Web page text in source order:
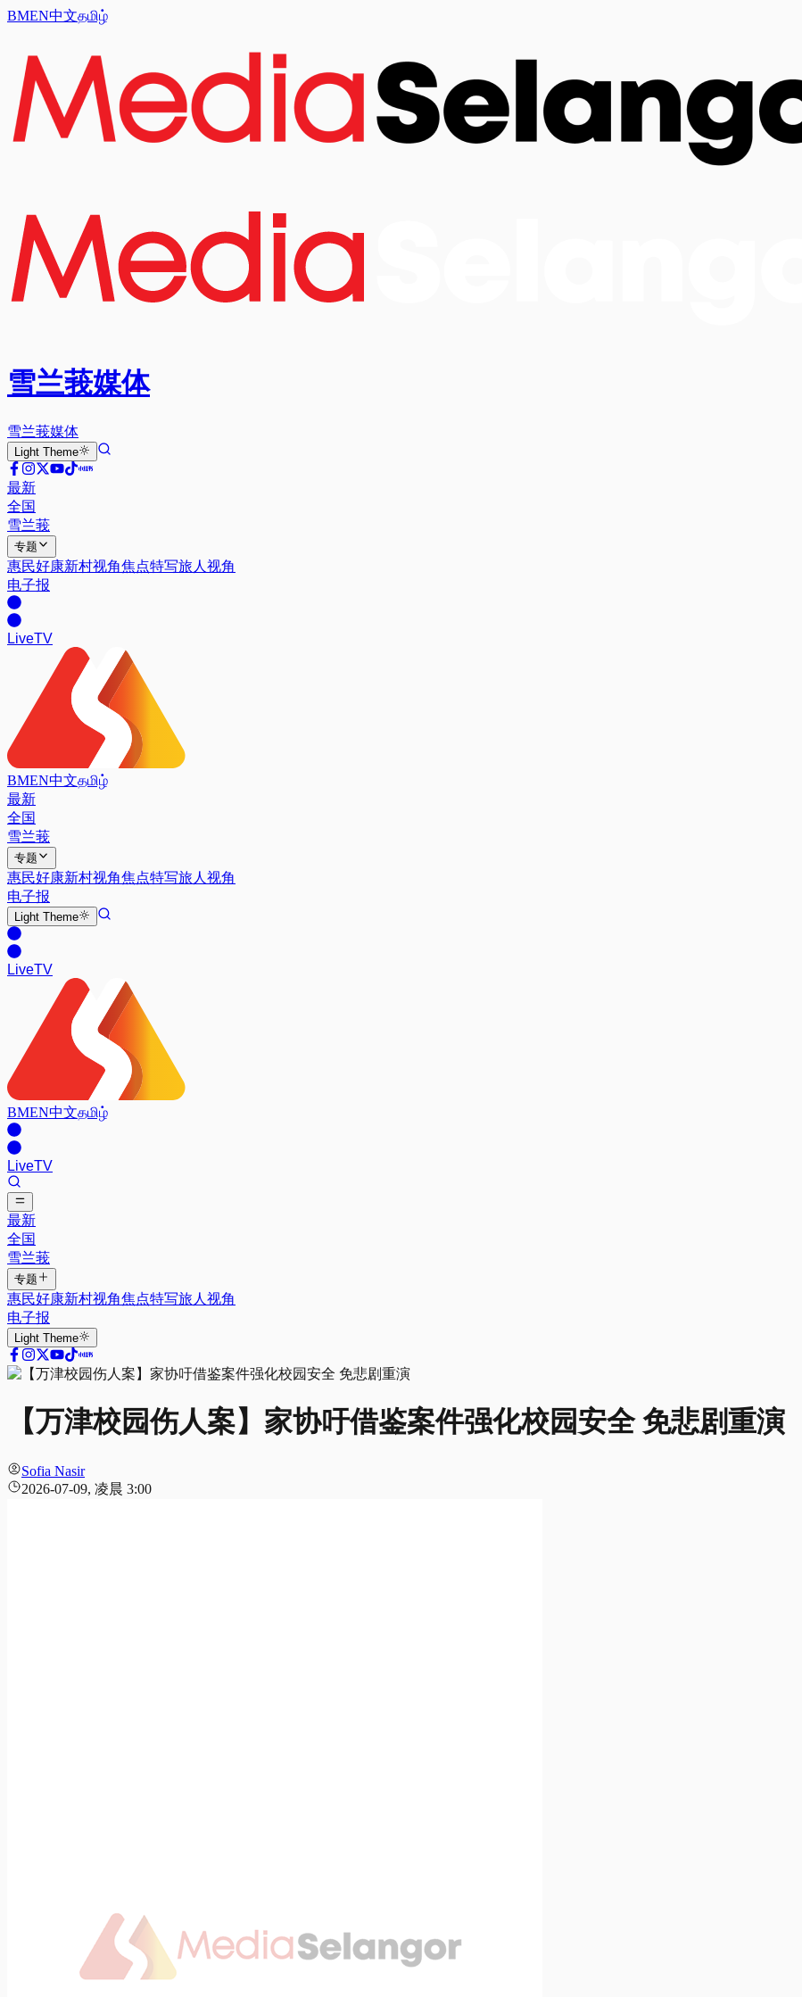
BMEN中文தமிழ்
雪兰莪媒体
雪兰莪媒体
Light Theme
最新
全国
雪兰莪
专题
惠民好康新村视角焦点特写旅人视角
电子报
LiveTV
BMEN中文தமிழ்
最新
全国
雪兰莪
专题
惠民好康新村视角焦点特写旅人视角
电子报
Light Theme
LiveTV
BMEN中文தமிழ்
LiveTV
最新
全国
雪兰莪
专题
惠民好康新村视角焦点特写旅人视角
电子报
Light Theme
【万津校园伤人案】家协吁借鉴案件强化校园安全 免悲剧重演
Sofia Nasir
2026-07-09, 凌晨 3:00